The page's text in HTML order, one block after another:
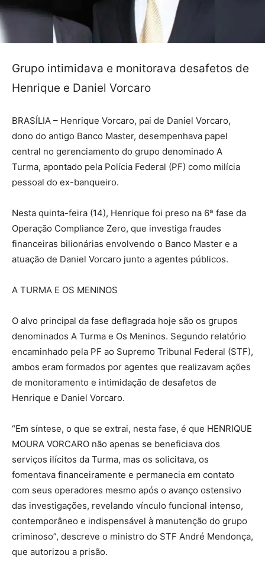
Grupo intimidava e monitorava desafetos de
Henrique e Daniel Vorcaro
BRASÍLIA – Henrique Vorcaro, pai de Daniel Vorcaro,
dono do antigo Banco Master, desempenhava papel
central no gerenciamento do grupo denominado A
Turma, apontado pela Polícia Federal (PF) como milícia
pessoal do ex-banqueiro.
Nesta quinta-feira (14), Henrique foi preso na 6ª fase da
Operação Compliance Zero, que investiga fraudes
financeiras bilionárias envolvendo o Banco Master e a
atuação de Daniel Vorcaro junto a agentes públicos.
A TURMA E OS MENINOS
O alvo principal da fase deflagrada hoje são os grupos
denominados A Turma e Os Meninos. Segundo relatório
encaminhado pela PF ao Supremo Tribunal Federal (STF),
ambos eram formados por agentes que realizavam ações
de monitoramento e intimidação de desafetos de
Henrique e Daniel Vorcaro.
“Em síntese, o que se extrai, nesta fase, é que HENRIQUE
MOURA VORCARO não apenas se beneficiava dos
serviços ilícitos da Turma, mas os solicitava, os
fomentava financeiramente e permanecia em contato
com seus operadores mesmo após o avanço ostensivo
das investigações, revelando vínculo funcional intenso,
contemporâneo e indispensável à manutenção do grupo
criminoso”, descreve o ministro do STF André Mendonça,
que autorizou a prisão.